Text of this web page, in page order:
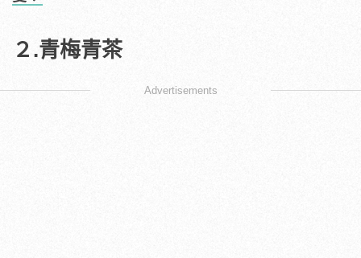
２.青梅青茶
Advertisements